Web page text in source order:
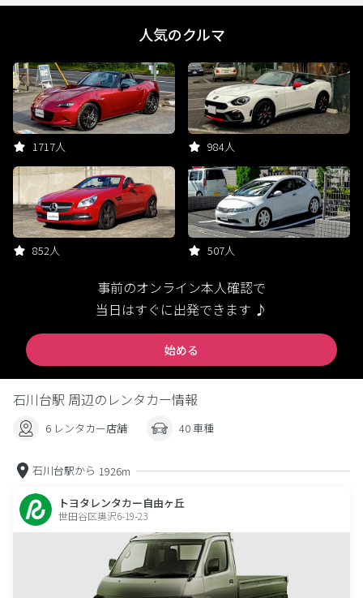
人気のクルマ
1717人 984人
852人 507人
事前のオンライン本人確認で
当日はすぐに出発できます ♪
始める
石川台駅 周辺のレンタカー情報
6 レンタカー店舗 40 車種
石川台駅から 1926m
トヨタレンタカー自由ヶ丘
世田谷区奥沢6-19-23